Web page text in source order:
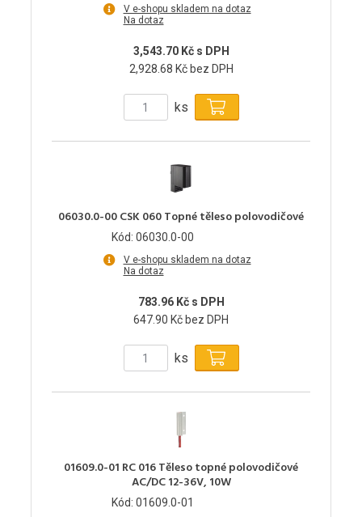
V e-shopu skladem na dotaz
Na dotaz
3,543.70 Kč s DPH
2,928.68 Kč bez DPH
ks
06030.0-00 CSK 060 Topné těleso polovodičové
Kód: 06030.0-00
V e-shopu skladem na dotaz
Na dotaz
783.96 Kč s DPH
647.90 Kč bez DPH
ks
01609.0-01 RC 016 Těleso topné polovodičové
AC/DC 12-36V, 10W
Kód: 01609.0-01